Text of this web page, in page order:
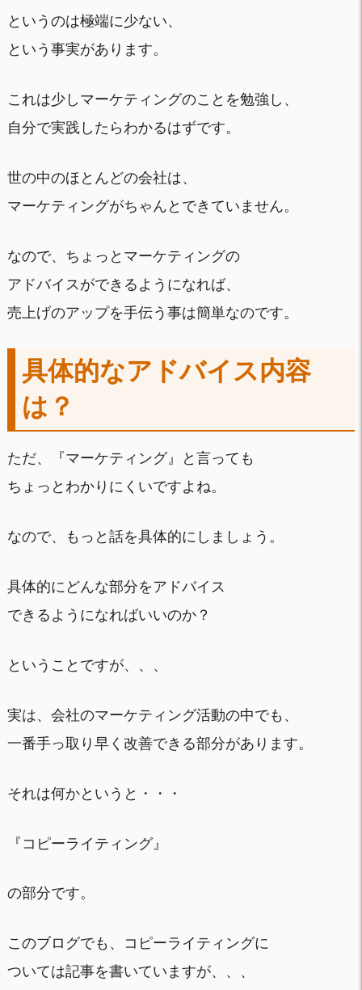
というのは極端に少ない、
という事実があります。
これは少しマーケティングのことを勉強し、
自分で実践したらわかるはずです。
世の中のほとんどの会社は、
マーケティングがちゃんとできていません。
なので、ちょっとマーケティングの
アドバイスができるようになれば、
売上げのアップを手伝う事は簡単なのです。
具体的なアドバイス内容
は？
ただ、『マーケティング』と言っても
ちょっとわかりにくいですよね。
なので、もっと話を具体的にしましょう。
具体的にどんな部分をアドバイス
できるようになればいいのか？
ということですが、、、
実は、会社のマーケティング活動の中でも、
一番手っ取り早く改善できる部分があります。
それは何かというと・・・
『コピーライティング』
の部分です。
このブログでも、コピーライティングに
ついては記事を書いていますが、、、